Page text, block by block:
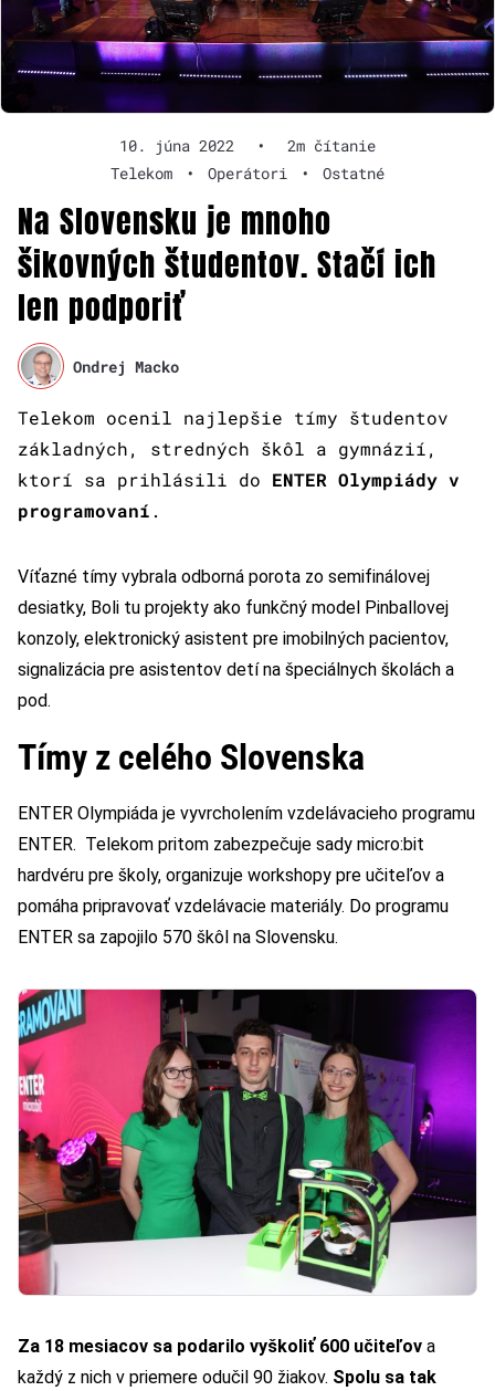
10. júna 2022 •
2m čítanie
Telekom
• Operátori • Ostatné
Na Slovensku je mnoho
šikovných študentov. Stačí ich
len podporiť
Ondrej Macko
Telekom ocenil najlepšie tímy študentov
základných, stredných škôl a gymnázií,
ktorí sa prihlásili do ENTER Olympiády v
programovaní .
Víťazné tímy vybrala odborná porota zo semifinálovej
desiatky, Boli tu projekty ako funkčný model Pinballovej
konzoly, elektronický asistent pre imobilných pacientov,
signalizácia pre asistentov detí na špeciálnych školách a
pod.
Tímy z celého Slovenska
ENTER Olympiáda je vyvrcholením vzdelávacieho programu
ENTER. Telekom pritom zabezpečuje sady micro:bit
hardvéru pre školy, organizuje workshopy pre učiteľov a
pomáha pripravovať vzdelávacie materiály. Do programu
ENTER sa zapojilo 570 škôl na Slovensku.
Za 18 mesiacov sa podarilo vyškoliť 600 učiteľov a
každý z nich v priemere odučil 90 žiakov. Spolu sa tak